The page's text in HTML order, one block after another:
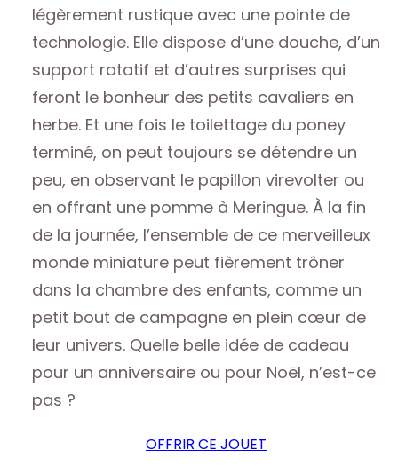
légèrement rustique avec une pointe de
technologie. Elle dispose d’une douche, d’un
support rotatif et d’autres surprises qui
feront le bonheur des petits cavaliers en
herbe. Et une fois le toilettage du poney
terminé, on peut toujours se détendre un
peu, en observant le papillon virevolter ou
en offrant une pomme à Meringue. À la fin
de la journée, l’ensemble de ce merveilleux
monde miniature peut fièrement trôner
dans la chambre des enfants, comme un
petit bout de campagne en plein cœur de
leur univers. Quelle belle idée de cadeau
pour un anniversaire ou pour Noël, n’est-ce
pas ?
OFFRIR CE JOUET